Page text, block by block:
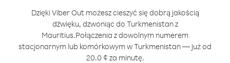
Dzięki Viber Out możesz cieszyć się dobrą jakością
dźwięku, dzwoniąc do Turkmenistan z
Mauritius.Połączenia z dowolnym numerem
stacjonarnym lub komórkowym w Turkmenistan — już od
20.0 ¢ za minutę.